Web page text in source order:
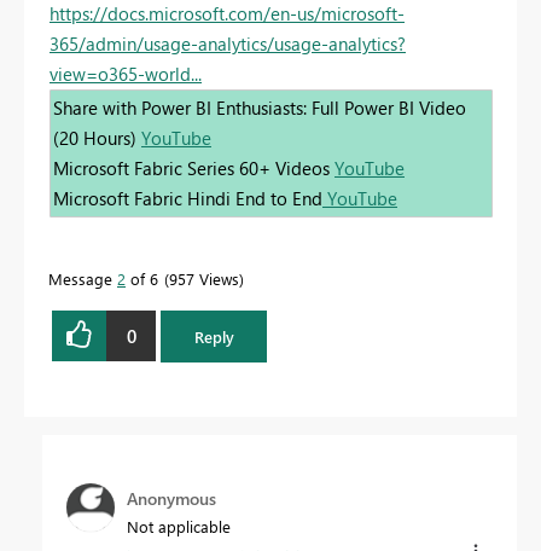
https://docs.microsoft.com/en-us/microsoft-
365/admin/usage-analytics/usage-analytics?
view=o365-world...
Share with Power BI Enthusiasts: Full Power BI Video
(20 Hours) YouTube
Microsoft Fabric Series 60+ Videos YouTube
Microsoft Fabric Hindi End to End YouTube
Message 2 of 6 957 Views
0 Reply
Anonymous
Not applicable